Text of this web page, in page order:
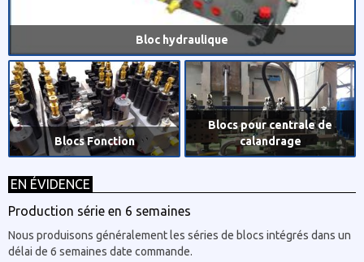
Bloc hydraulique
Blocs Fonction
Blocs pour centrale de
calandrage
EN ÉVIDENCE
Production série en 6 semaines
Nous produisons généralement les séries de blocs intégrés dans un
délai de 6 semaines date commande.